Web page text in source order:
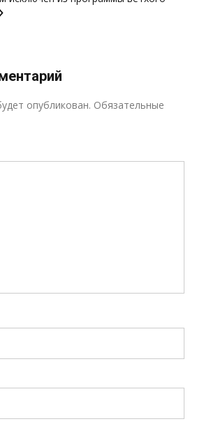
опубликован. Обязательные